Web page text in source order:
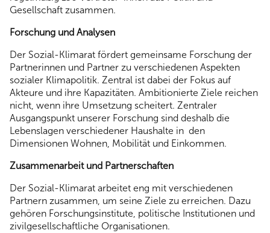
Gesellschaft zusammen.
Forschung und Analysen
Der Sozial-Klimarat fördert gemeinsame Forschung der
Partnerinnen und Partner zu verschiedenen Aspekten
sozialer Klimapolitik. Zentral ist dabei der Fokus auf
Akteure und ihre Kapazitäten. Ambitionierte Ziele reichen
nicht, wenn ihre Umsetzung scheitert. Zentraler
Ausgangspunkt unserer Forschung sind deshalb die
Lebenslagen verschiedener Haushalte in den
Dimensionen Wohnen, Mobilität und Einkommen.
Zusammenarbeit und Partnerschaften
Der Sozial-Klimarat arbeitet eng mit verschiedenen
Partnern zusammen, um seine Ziele zu erreichen. Dazu
gehören Forschungsinstitute, politische Institutionen und
zivilgesellschaftliche Organisationen.